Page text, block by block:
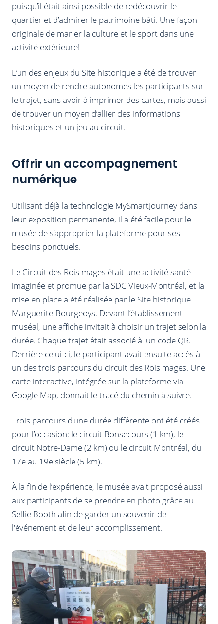
puisqu’il était ainsi possible de redécouvrir le
quartier et d’admirer le patrimoine bâti. Une façon
originale de marier la culture et le sport dans une
activité extérieure!
L’un des enjeux du Site historique a été de trouver
un moyen de rendre autonomes les participants sur
le trajet, sans avoir à imprimer des cartes, mais aussi
de trouver un moyen d’allier des informations
historiques et un jeu au circuit.
Offrir un accompagnement
numérique
Utilisant déjà la technologie MySmartJourney dans
leur exposition permanente, il a été facile pour le
musée de s’approprier la plateforme pour ses
besoins ponctuels.
Le Circuit des Rois mages était une activité santé
imaginée et promue par la SDC Vieux-Montréal, et la
mise en place a été réalisée par le Site historique
Marguerite-Bourgeoys. Devant l’établissement
muséal, une affiche invitait à choisir un trajet selon la
durée. Chaque trajet était associé à un code QR.
Derrière celui-ci, le participant avait ensuite accès à
un des trois parcours du circuit des Rois mages. Une
carte interactive, intégrée sur la plateforme via
Google Map, donnait le tracé du chemin à suivre.
Trois parcours d’une durée différente ont été créés
pour l’occasion: le circuit Bonsecours (1 km), le
circuit Notre-Dame (2 km) ou le circuit Montréal, du
17e au 19e siècle (5 km).
À la fin de l’expérience, le musée avait proposé aussi
aux participants de se prendre en photo grâce au
Selfie Booth afin de garder un souvenir de
l'événement et de leur accomplissement.